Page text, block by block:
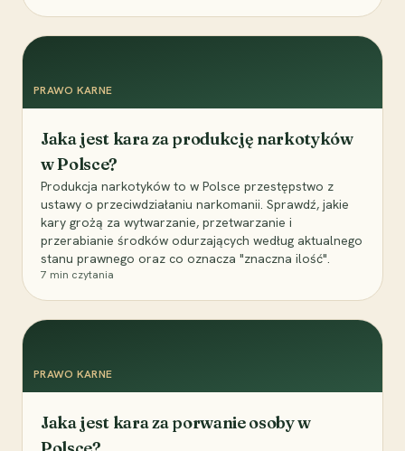
PRAWO KARNE
Jaka jest kara za produkcję narkotyków
w Polsce?
Produkcja narkotyków to w Polsce przestępstwo z
ustawy o przeciwdziałaniu narkomanii. Sprawdź, jakie
kary grożą za wytwarzanie, przetwarzanie i
przerabianie środków odurzających według aktualnego
stanu prawnego oraz co oznacza "znaczna ilość".
7 min czytania
PRAWO KARNE
Jaka jest kara za porwanie osoby w